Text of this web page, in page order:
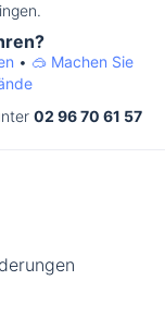
• 🥽 Machen Sie
02 96 70 61 57